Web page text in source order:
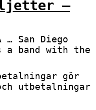
–
San Diego
a band with the
gör
utbetalningar